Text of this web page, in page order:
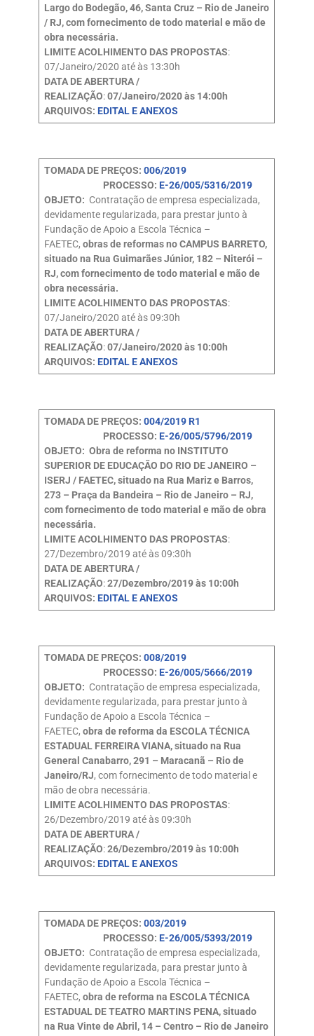
Largo do Bodegão, 46, Santa Cruz – Rio de Janeiro
/ RJ, com fornecimento de todo material e mão de
obra necessária.
LIMITE ACOLHIMENTO DAS PROPOSTAS:
07/Janeiro/2020 até às 13:30h
DATA DE ABERTURA /
REALIZAÇÃO:07/Janeiro/2020 às 14:00h
ARQUIVOS: EDITAL E ANEXOS
TOMADA DE PREÇOS: 006/2019
PROCESSO: E-26/005/5316/2019
OBJETO: Contratação de empresa especializada,
devidamente regularizada, para prestar junto à
Fundação de Apoio a Escola Técnica –
FAETEC, obras de reformas no CAMPUS BARRETO,
situado na Rua Guimarães Júnior, 182 – Niterói –
RJ, com fornecimento de todo material e mão de
obra necessária.
LIMITE ACOLHIMENTO DAS PROPOSTAS:
07/Janeiro/2020 até às 09:30h
DATA DE ABERTURA /
REALIZAÇÃO:07/Janeiro/2020 às 10:00h
ARQUIVOS: EDITAL E ANEXOS
TOMADA DE PREÇOS: 004/2019 R1
PROCESSO: E-26/005/5796/2019
OBJETO: Obra de reforma no INSTITUTO
SUPERIOR DE EDUCAÇÃO DO RIO DE JANEIRO –
ISERJ / FAETEC, situado na Rua Mariz e Barros,
273 – Praça da Bandeira – Rio de Janeiro – RJ,
com fornecimento de todo material e mão de obra
necessária.
LIMITE ACOLHIMENTO DAS PROPOSTAS:
27/Dezembro/2019 até às 09:30h
DATA DE ABERTURA /
REALIZAÇÃO:27/Dezembro/2019 às 10:00h
ARQUIVOS: EDITAL E ANEXOS
TOMADA DE PREÇOS: 008/2019
PROCESSO: E-26/005/5666/2019
OBJETO: Contratação de empresa especializada,
devidamente regularizada, para prestar junto à
Fundação de Apoio a Escola Técnica –
FAETEC, obra de reforma da ESCOLA TÉCNICA
ESTADUAL FERREIRA VIANA, situado na Rua
General Canabarro, 291 – Maracanã – Rio de
Janeiro/RJ, com fornecimento de todo material e
mão de obra necessária.
LIMITE ACOLHIMENTO DAS PROPOSTAS:
26/Dezembro/2019 até às 09:30h
DATA DE ABERTURA /
REALIZAÇÃO:26/Dezembro/2019 às 10:00h
ARQUIVOS: EDITAL E ANEXOS
TOMADA DE PREÇOS: 003/2019
PROCESSO: E-26/005/5393/2019
OBJETO: Contratação de empresa especializada,
devidamente regularizada, para prestar junto à
Fundação de Apoio a Escola Técnica –
FAETEC, obra de reforma na ESCOLA TÉCNICA
ESTADUAL DE TEATRO MARTINS PENA, situado
na Rua Vinte de Abril, 14 – Centro – Rio de Janeiro